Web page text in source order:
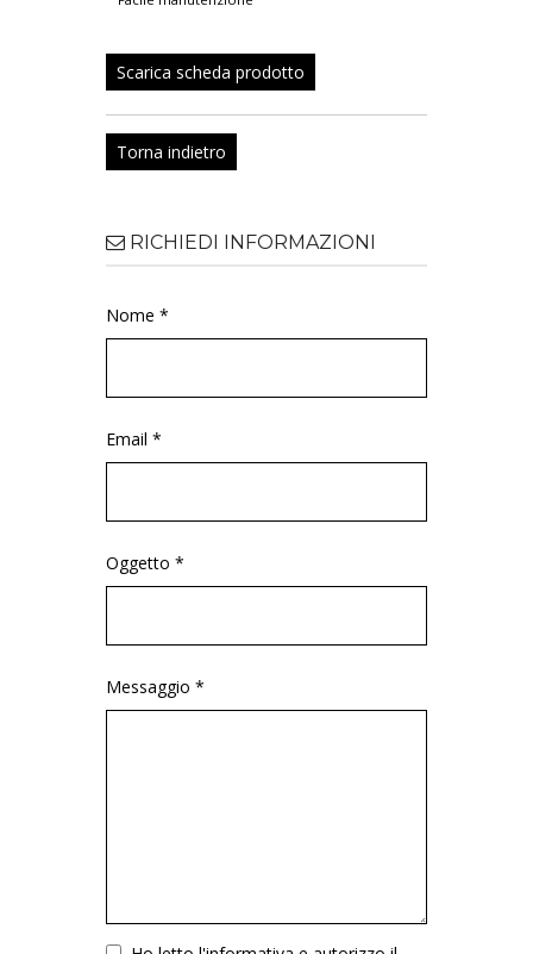
Scarica scheda prodotto
Torna indietro
RICHIEDI INFORMAZIONI
Nome *
Email *
Oggetto *
Messaggio *